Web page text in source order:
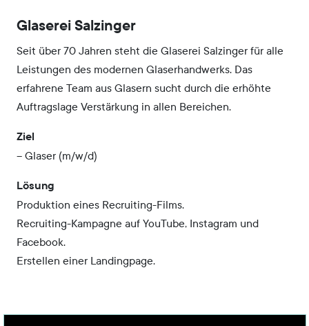
Glaserei Salzinger
Seit über 70 Jahren steht die Glaserei Salzinger für alle
Leistungen des modernen Glaserhandwerks. Das
erfahrene Team aus Glasern sucht durch die erhöhte
Auftragslage Verstärkung in allen Bereichen.
Ziel
– Glaser (m/w/d)
Lösung
Produktion eines Recruiting-Films.
Recruiting-Kampagne auf YouTube, Instagram und
Facebook.
Erstellen einer Landingpage.